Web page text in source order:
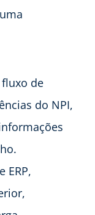
de
do NPI,
ERP,